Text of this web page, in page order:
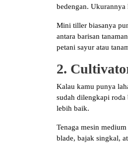
bedengan.
Mini tiller biasanya
antara barisan
petani sayur atau
2.
Kalau kamu punya
sudah dilengkapi roda
lebih baik.
Tenaga mesin
blade, bajak singkal,